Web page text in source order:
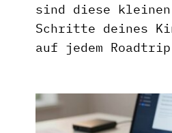
sind diese
Schritte deines
auf jedem